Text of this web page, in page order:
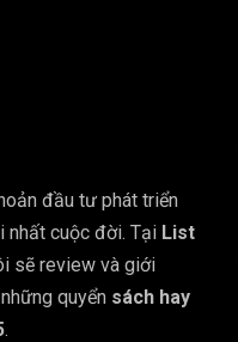
đầu tư phát triển
nhất cuộc đời. Tại List
sẽ review và giới
quyển sách hay
.